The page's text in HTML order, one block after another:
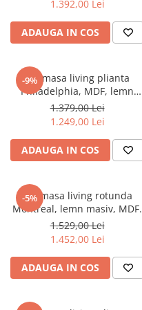
94x49x40 cm, alb/gri
1.392,00 Lei
ADAUGA IN COS
-9%
Set masa living plianta
Philadelphia, MDF, lemn
masiv, rotunda, 55/90 x 90 x
74,8 cm si 4 scaune Hudson,
tapiterie stofa,94x50x42 cm,
alb/gri
1.379,00 Lei
1.249,00 Lei
ADAUGA IN COS
-5%
Set masa living rotunda
Montreal, lemn masiv, MDF,
90x73.8 cm si 4 scaune lemn
masiv Hudson, tapiterie
stofa,100 kg, 94x50x42 cm,
alb/gri
1.529,00 Lei
1.452,00 Lei
ADAUGA IN COS